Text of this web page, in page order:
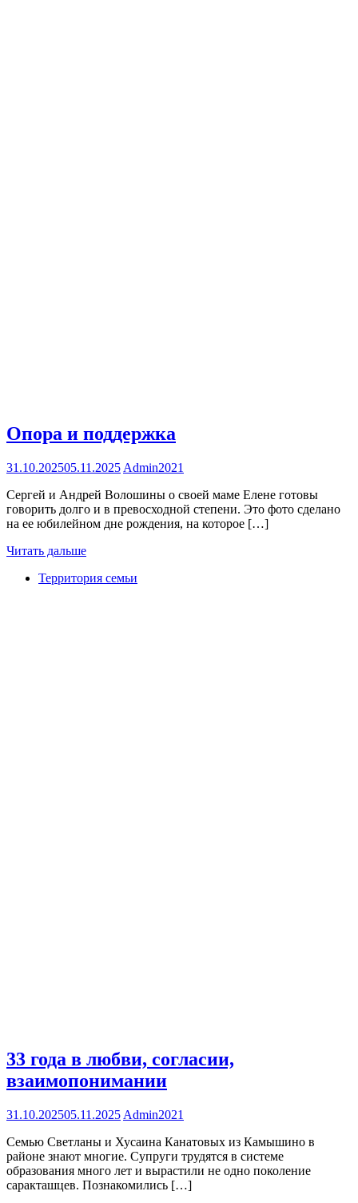
Опора и поддержка
31.10.202505.11.2025 Admin2021
Сергей и Андрей Волошины о своей маме Елене готовы
говорить долго и в превосходной степени. Это фото сделано
на ее юбилейном дне рождения, на которое […]
Читать дальше
Территория семьи
33 года в любви, согласии,
взаимопонимании
31.10.202505.11.2025 Admin2021
Семью Светланы и Хусаина Канатовых из Камышино в
районе знают многие. Супруги трудятся в системе
образования много лет и вырастили не одно поколение
саракташцев. Познакомились […]